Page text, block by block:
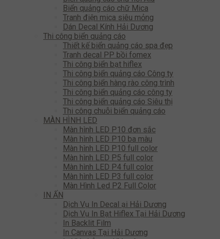
Biển quảng cáo chữ Mica
Tranh điện mica siêu mỏng
Dán Decal Kính Hải Dương
Thi công biển quảng cáo
Thiết kế biển quảng cáo spa đẹp
Tranh decal PP bồi fomex
Thi công biển bạt hiflex
Thi công biển quảng cáo Công ty
Thi công biển hàng rào công trình
Thi công biển quảng cáo công ty
Thi công biển quảng cáo Siêu thị
Thi công chuỗi biển quảng cáo
MÀN HÌNH LED
Màn hình LED P10 đơn sắc
Màn hình LED P10 ba màu
Màn hình LED P10 full color
Màn hình LED P5 full color
Màn hình LED P4 full color
Màn hình LED P3 full color
Màn Hình Led P2 Full Color
IN ẤN
Dịch Vụ In Decal ại Hải Dương
Dịch Vụ In Bạt Hiflex Tại Hải Dương
In Backlit Film
In Canvas Tại Hải Dương